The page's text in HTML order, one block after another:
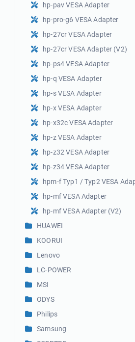
hp-pav VESA Adapter
hp-pro-g6 VESA Adapter
hp-27cr VESA Adapter
hp-27cr VESA Adapter (V2)
hp-ps4 VESA Adapter
hp-q VESA Adapter
hp-s VESA Adapter
hp-x VESA Adapter
hp-x32c VESA Adapter
hp-z VESA Adapter
hp-z32 VESA Adapter
hp-z34 VESA Adapter
hpm-f Typ1 / Typ2 VESA
hp-mf VESA Adapter
hp-mf VESA Adapter (V2)
HUAWEI
KOORUI
Lenovo
LC-POWER
MSI
ODYS
Philips
Samsung